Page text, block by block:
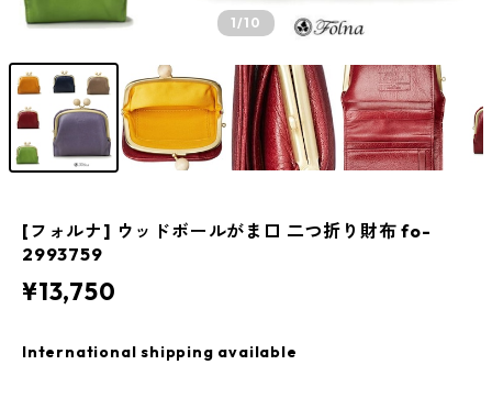
1/10
[フォルナ] ウッドボールがま口 二つ折り財布 fo-
2993759
¥13,750
International shipping available